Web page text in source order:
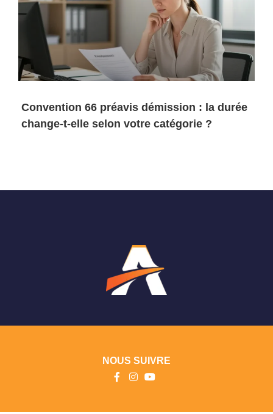
Convention 66 préavis démission : la durée
change-t-elle selon votre catégorie ?
NOUS SUIVRE